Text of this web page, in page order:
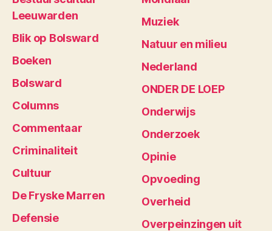
Leeuwarden
Blik op Bolsward
Boeken
Bolsward
Columns
Commentaar
Criminaliteit
Cultuur
De Fryske Marren
Defensie
Muziek
Natuur en milieu
Nederland
ONDER DE LOEP
Onderwijs
Onderzoek
Opinie
Opvoeding
Overheid
Overpeinzingen uit